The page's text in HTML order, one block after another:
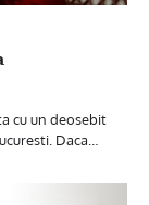
cu un deosebit
Daca…